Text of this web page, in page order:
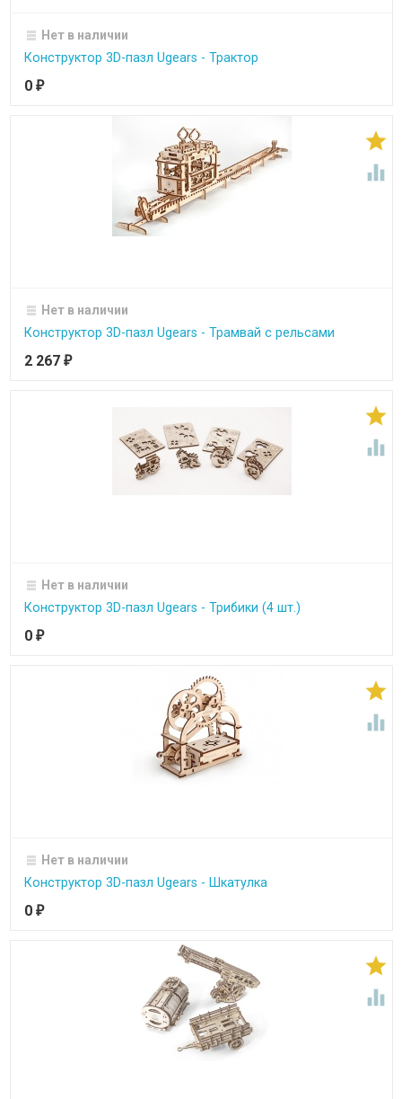
Нет в наличии
Конструктор 3D-пазл Ugears - Трактор
0 ₽


Нет в наличии
Конструктор 3D-пазл Ugears - Трамвай с рельсами
2 267 ₽


Нет в наличии
Конструктор 3D-пазл Ugears - Трибики (4 шт.)
0 ₽


Нет в наличии
Конструктор 3D-пазл Ugears - Шкатулка
0 ₽

